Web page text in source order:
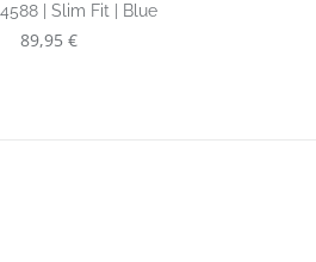
| Slim Fit | Blue
Regulärer Preis:
89,95 €